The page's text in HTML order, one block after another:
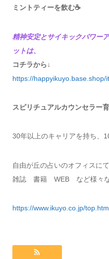
ミントティーを飲む☕️
精神安定とサイキックパワー
ットは、
コチラから↓
https://happyikuyo.base.shop/
スピリチュアルカウンセラー
30年以上のキャリアを持ち、
自由が丘の占いのオフィスに
雑誌 書籍 WEB など様々な
https://www.ikuyo.co.jp/